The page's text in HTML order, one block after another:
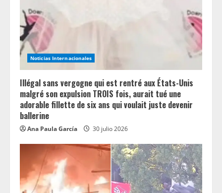
a
d
i
n
g
Noticias Internacionales
Illégal sans vergogne qui est rentré aux États-Unis
malgré son expulsion TROIS fois, aurait tué une
adorable fillette de six ans qui voulait juste devenir
ballerine
Ana Paula García 30 julio 2026